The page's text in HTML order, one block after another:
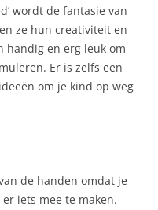
wordt de fantasie van
ze hun creativiteit en
handig en erg leuk om
Er is zelfs een
om je kind op weg
de handen omdat je
iets mee te maken.